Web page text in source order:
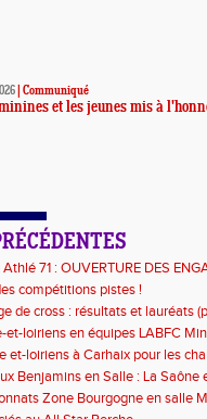
Communiqué
et les jeunes mis à
71 : OUVERTURE DES
compétitions pistes !
de cross : résultats et lauréats
et-loiriens en équipes LABFC
de la Ligue à Metz
et-loiriens à Carhaix pour les
Benjamins en Salle : La Saône
Zone Bourgogne en salle